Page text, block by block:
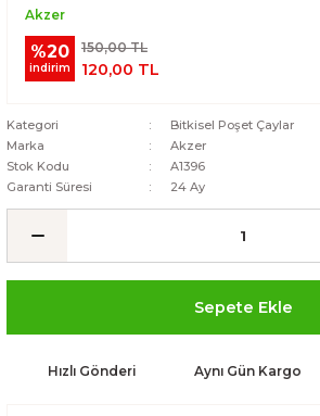
Akzer
%20
indirim
150,00 TL
120,00 TL
Kategori
Bitkisel Poşet Çaylar
Marka
Akzer
Stok Kodu
A1396
Garanti Süresi
24 Ay
Sepete Ekle
Hızlı Gönderi Aynı Gün Kargo